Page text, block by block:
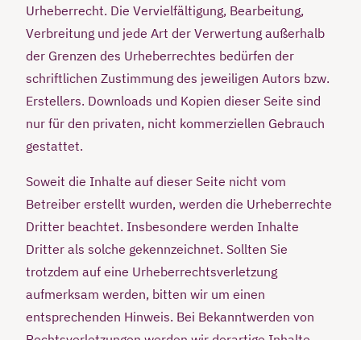
Urheberrecht. Die Vervielfältigung, Bearbeitung,
Verbreitung und jede Art der Verwertung außerhalb
der Grenzen des Urheberrechtes bedürfen der
schriftlichen Zustimmung des jeweiligen Autors bzw.
Erstellers. Downloads und Kopien dieser Seite sind
nur für den privaten, nicht kommerziellen Gebrauch
gestattet.
Soweit die Inhalte auf dieser Seite nicht vom
Betreiber erstellt wurden, werden die Urheberrechte
Dritter beachtet. Insbesondere werden Inhalte
Dritter als solche gekennzeichnet. Sollten Sie
trotzdem auf eine Urheberrechtsverletzung
aufmerksam werden, bitten wir um einen
entsprechenden Hinweis. Bei Bekanntwerden von